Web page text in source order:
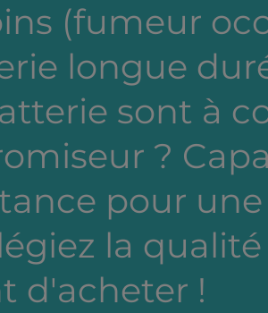
(fumeur
longue
sont à
?
pour
la
d'acheter !